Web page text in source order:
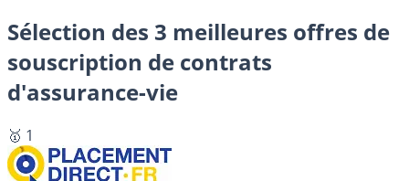
Sélection des 3 meilleures offres de
souscription de contrats
d'assurance-vie
🥇 1